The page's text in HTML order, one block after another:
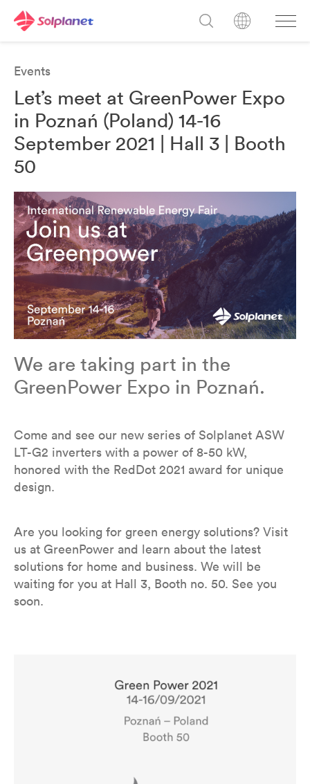
Events
Let’s meet at GreenPower Expo
in Poznań (Poland) 14-16
September 2021 | Hall 3 | Booth
50
We are taking part in the
GreenPower Expo in Poznań.
Come and see our new series of Solplanet ASW
LT-G2 inverters with a power of 8-50 kW,
honored with the RedDot 2021 award for unique
design.
Are you looking for green energy solutions? Visit
us at GreenPower and learn about the latest
solutions for home and business. We will be
waiting for you at Hall 3, Booth no. 50. See you
soon.